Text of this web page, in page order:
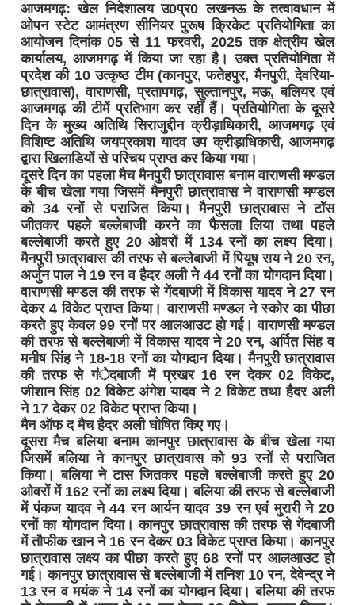
आजमगढ़: खेल निदेशालय उ0प्र0 लखनऊ के तत्वावधान में
ओपन स्टेट आमंत्रण सीनियर पुरूष क्रिकेट प्रतियोगिता का
आयोजन दिनांक 05 से 11 फरवरी, 2025 तक क्षेत्रीय खेल
कार्यालय, आजमगढ़ में किया जा रहा है। उक्त प्रतियोगिता में
प्रदेश की 10 उत्कृष्ठ टीम (कानपुर, फतेहपुर, मैनपुरी, देवरिया-
छात्रावास), वाराणसी, प्रतापगढ़, सुल्तानपुर, मऊ, बलियर एवं
आजमगढ़ की टीमें प्रतिभाग कर रहीं हैं। प्रतियोगिता के दूसरे
दिन के मुख्य अतिथि सिराजुद्दीन क्रीड़ाधिकारी, आजमगढ़ एवं
विशिष्ट अतिथि जयप्रकाश यादव उप क्रीड़ाधिकारी, आजमगढ़
द्वारा खिलाडियों से परिचय प्राप्त कर किया गया।
दूसरे दिन का पहला मैच मैनपुरी छात्रावास बनाम वाराणसी मण्डल
के बीच खेला गया जिसमें मैनपुरी छात्रावास ने वाराणसी मण्डल
को 34 रनों से पराजित किया। मैनपुरी छात्रावास ने टॉस
जीतकर पहले बल्लेबाजी करने का फैसला लिया तथा पहले
बल्लेबाजी करते हुए 20 ओवरों में 134 रनों का लक्ष्य दिया।
मैनपुरी छात्रावास की तरफ से बल्लेबाजी में पियूष राय ने 20 रन,
अर्जुन पाल ने 19 रन व हैदर अली ने 44 रनों का योगदान दिया।
वाराणसी मण्डल की तरफ से गेंदबाजी में विकास यादव ने 27 रन
देकर 4 विकेट प्राप्त किया। वाराणसी मण्डल ने स्कोर का पीछा
करते हुए केवल 99 रनों पर आलआउट हो गई। वाराणसी मण्डल
की तरफ से बल्लेबाजी में विकास यादव ने 20 रन, अर्पित सिंह व
मनीष सिंह ने 18-18 रनों का योगदान दिया। मैनपुरी छात्रावास
की तरफ से गंेदबाजी में प्रखर 16 रन देकर 02 विकेट,
जीशान सिंह 02 विकेट अंगेश यादव ने 2 विकेट तथा हैदर अली
ने 17 देकर 02 विकेट प्राप्त किया।
मैन ऑफ द मैच हैदर अली घोषित किए गए।
दूसरा मैच बलिया बनाम कानपुर छात्रावास के बीच खेला गया
जिसमें बलिया ने कानपुर छात्रावास को 93 रनों से पराजित
किया। बलिया ने टास जितकर पहले बल्लेबाजी करते हुए 20
ओवरों में 162 रनों का लक्ष्य दिया। बलिया की तरफ से बल्लेबाजी
में पंकज यादव ने 44 रन आर्यन यादव 39 रन एवं मुरारी ने 20
रनों का योगदान दिया। कानपुर छात्रावास की तरफ से गेंदबाजी
में तौफीक खान ने 16 रन देकर 03 विकेट प्राप्त किया। कानपुर
छात्रावास लक्ष्य का पीछा करते हुए 68 रनों पर आलआउट हो
गई। कानपुर छात्रावास से बल्लेबाजी में तनिश 10 रन, देवेन्द्र ने
13 रन व मयंक ने 14 रनों का योगदान दिया। बलिया की तरफ